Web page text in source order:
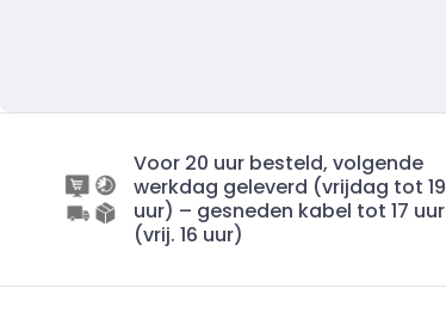
Voor 20 uur besteld, volgende
werkdag geleverd (vrijdag tot 19
uur) – gesneden kabel tot 17 uur
(vrij. 16 uur)